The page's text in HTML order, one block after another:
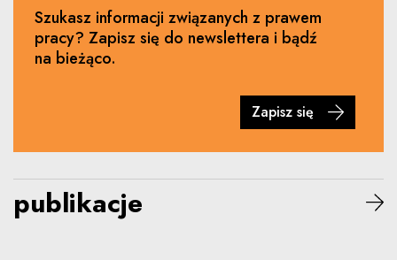
Szukasz informacji związanych z prawem
pracy? Zapisz się do newslettera i bądź
na bieżąco.
Zapisz się
publikacje